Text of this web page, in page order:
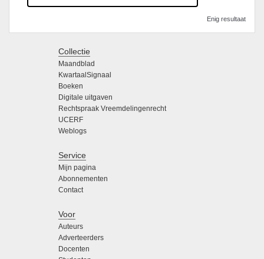
Enig resultaat
Collectie
Maandblad
KwartaalSignaal
Boeken
Digitale uitgaven
Rechtspraak Vreemdelingenrecht
UCERF
Weblogs
Service
Mijn pagina
Abonnementen
Contact
Voor
Auteurs
Adverteerders
Docenten